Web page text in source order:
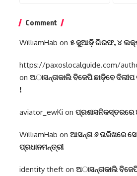
Comment
WilliamHab on ୫ ଜୁଆଡ଼ି ଗିରଫ, ୪
https://paxoslocalguide.com/
on ଅାସନ୍ତାକାଲି ବିଜେପି ଛାଡ଼ିବେ ଦିଲୀପ
!
aviator_ewKi on
WilliamHab on ଆସନ୍ତା ୬ ତାରିଖରେ
ପ୍ରଧାନମନ୍ତ୍ରୀ
identity theft on ଅାସନ୍ତାକାଲି